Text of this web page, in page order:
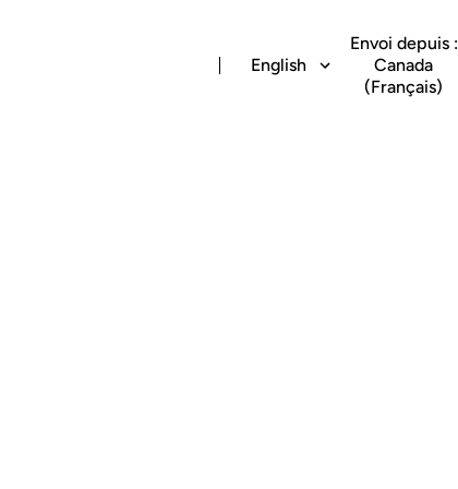
English
Envoi depuis :
Canada
(Français)